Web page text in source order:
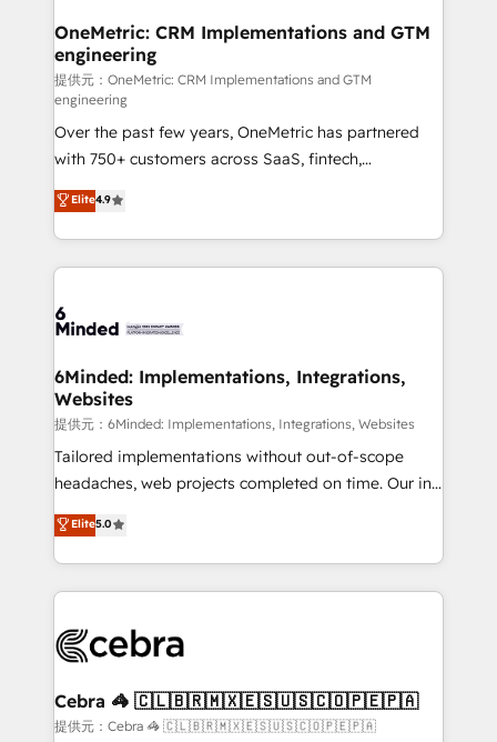
growth. Our multidisciplinary team designs solutions
that simplify complexity, boost performance, and
turn innovation into real impact. 🌍 Highlights •
HubSpot Partner since 2012 • 2022 EMEA Impact
Award: Best Integration • 150+ successful HubSpot
projects • Clients in 30+ industries • Proprietary
technology for integrations • Multilingual team:
English, Spanish, Portuguese & Italian 👉 Grow
smarter with AI and HubSpot.
OneMetric: CRM Implementations and GTM
engineering
提供元：OneMetric: CRM Implementations and GTM
engineering
Over the past few years, OneMetric has partnered
with 750+ customers across SaaS, fintech,
healthcare, real estate, and other industries. With
150+ HubSpot-certified experts, we deliver scalable
solutions to complex GTM and RevOps challenges.
Our Expertise 🔹 Onboarding & Implementation:
tailored to your GTM motion. 🔹 Migrations: Move
downtime. 🔹 RevOps Strategy: Align teams,
processes, and data to drive revenue efficiency. 🔹
Integrations: Connect HubSpot with your tech stack
for better adoption. 🔹 Custom Solutions: Build
tailored apps, workflows, and configurations. We are
our commitment to data security and compliance. At
OneMetric, we help revenue teams focus on the
Elite4.9
6Minded: Implementations, Integrations,
Websites
提供元：6Minded: Implementations, Integrations, Websites
Tailored implementations without out-of-scope
headaches, web projects completed on time. Our in-
house team of certified CRM architects, experts,
developers, designers, and marketers handles all
aspects of your HubSpot. ✨ 400+ global clients ✨
100+ seamless migrations from 15+ different CRMs
implementations, and 5,000+ pages ✨ CS: Clients
CS: 245% organic growth & +751% new visitors for a
full-funnel HubSpot project ✨ CS: 415% conversion
Elite5.0
Cebra 🦓 🇨🇱🇧🇷🇲🇽🇪🇸🇺🇸🇨🇴🇵🇪🇵🇦
提供元：Cebra 🦓 🇨🇱🇧🇷🇲🇽🇪🇸🇺🇸🇨🇴🇵🇪🇵🇦